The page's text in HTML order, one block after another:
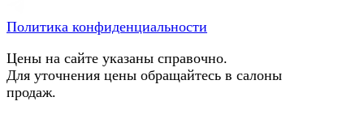
Политика конфиденциальности
Цены на сайте указаны справочно.
Для уточнения цены обращайтесь в салоны
продаж.